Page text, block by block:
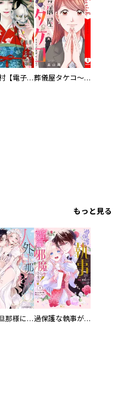
生贄の村【電子単行本版】 葬儀屋タケコ～あなたの最期、叶えます【電子単行本版】
もっと見る
人外の旦那様に娶られ毎晩ナカまで愛される…。アンソロジー 過保護な執事が私の婚活を邪魔してきます！ 分冊版